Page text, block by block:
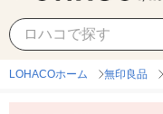
LOHACOホーム 無印良品